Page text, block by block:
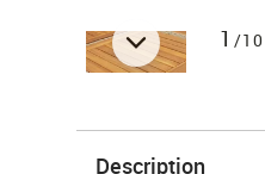
1 /10
Description